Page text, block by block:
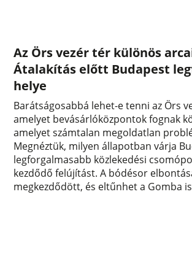
Az Örs vezér tér különös
Átalakítás előtt Budapest
helye
Barátságosabbá lehet-e tenni az Örs
amelyet bevásárlóközpontok fognak
amelyet számtalan megoldatlan
Megnéztük, milyen állapotban várja
legforgalmasabb közlekedési
kezdődő felújítást. A bódésor
megkezdődött, és eltűnhet a Gomba